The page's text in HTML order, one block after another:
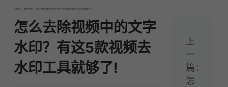
首页 > 教程|专题 > 怎么去除视频中的文字水印？有这5款视频去水印工具就够了!
怎么去除视频中的文字
水印？有这5款视频去
水印工具就够了!
上
一
篇：
怎